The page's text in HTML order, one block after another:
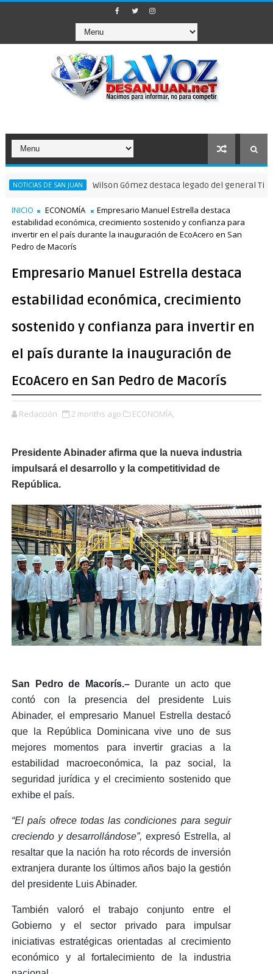
JUAN Wilson Gómez destaca legado del general Timoteo
INICIO ECONOMÍA
Empresario Manuel Estrella destaca
estabilidad económica, crecimiento sostenido y confianza para
invertir en el país durante la inauguración de EcoAcero en San
Pedro de Macorís
Empresario Manuel Estrella destaca
estabilidad económica, crecimiento
sostenido y confianza para invertir en
el país durante la inauguración de
EcoAcero en San Pedro de Macorís
Redacción 2 months ago ECONOMÍA,
Presidente Abinader afirma que la nueva industria
impulsará el desarrollo y la competitividad de
República.
San Pedro de Macorís.–Durante un acto que
contó con la presencia del presidente Luis
Abinader, el empresario Manuel Estrella destacó
que la República Dominicana vive uno de sus
mejores momentos para invertir gracias a la
estabilidad macroeconómica, la paz social, la
seguridad jurídica y el crecimiento sostenidoque
exhibe el país.
“El país ofrece todas las condiciones para seguir
creciendo y desarrollándose”, expresó Estrella, al
resaltar que la nación ha roto récords de inversión
extranjera durante los últimos años bajo la gestión
del presidente Luis Abinader.
También valoró eltrabajo conjunto entre el
Gobierno y el sector privadopara impulsar
iniciativas estratégicas orientadas al crecimiento
económico y al fortalecimiento de la industria